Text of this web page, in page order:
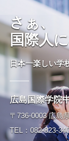
さぁ、
国際人
日本一楽しい学
広島国際学院
〒736-0003 広島
TEL：082-823-